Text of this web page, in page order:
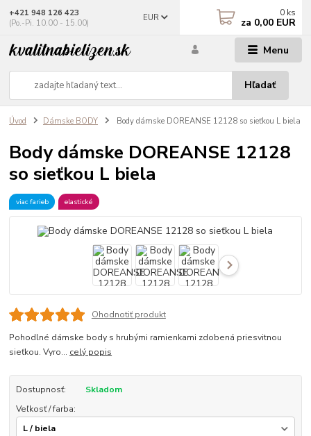
Menu
EUR
Hľadať
+421 948 126 423
(Po.-Pi. 10.00 - 15.00)
0 ks
za 0,00 EUR
Úvod Dámske BODY Body dámske DOREANSE 12128 so sieťkou L biela
Body dámske DOREANSE 12128
so sieťkou L biela
viac farieb elastické
Ohodnotiť produkt
Pohodlné dámske body s hrubými ramienkami zdobená priesvitnou
sieťkou. Vyro... celý popis
Dostupnosť:
Skladom
Veľkosť / farba: